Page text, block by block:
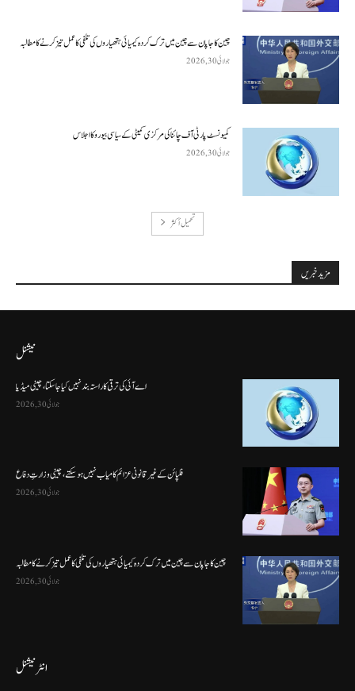
چین کا جاپان سے چین میں ترک کردہ کیمیائی ہتھیاروں کی تلفی کا عمل تیز کرنے کا مطالبہ
جولائی 30, 2026
کمیونسٹ پارٹی آف چائنا کی مرکزی کمیٹی کے سیاسی بیورو کا اجلاس
جولائی 30, 2026
تحميل أكثر
مزید خبریں
نیشنل
اے آئی کی ترقی کا راستہ بند نہیں کیا جا سکتا، چینی میڈیا
جولائی 30, 2026
فلپائن کے غیر قانونی عزائم کامیاب نہیں ہو سکتے ، چینی وزارتِ دفاع
جولائی 30, 2026
چین کا جاپان سے چین میں ترک کردہ کیمیائی ہتھیاروں کی تلفی کا عمل تیز کرنے کا مطالبہ
جولائی 30, 2026
انٹرنیشنل